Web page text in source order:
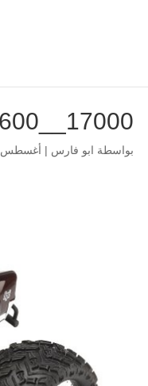
17000__mg_4117k2p_800_600
بواسطة ابو فارس | أغسطس 22, 2020